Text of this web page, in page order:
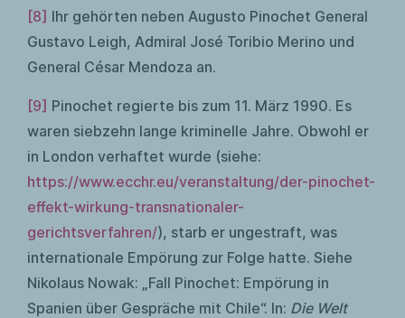
[8] Ihr gehörten neben Augusto Pinochet General
Gustavo Leigh, Admiral José Toribio Merino und
General César Mendoza an.
[9] Pinochet regierte bis zum 11. März 1990. Es
waren siebzehn lange kriminelle Jahre. Obwohl er
in London verhaftet wurde (siehe:
https://www.ecchr.eu/veranstaltung/der-pinochet-
effekt-wirkung-transnationaler-
gerichtsverfahren/), starb er ungestraft, was
internationale Empörung zur Folge hatte. Siehe
Nikolaus Nowak: „Fall Pinochet: Empörung in
Spanien über Gespräche mit Chile“. In: Die Welt